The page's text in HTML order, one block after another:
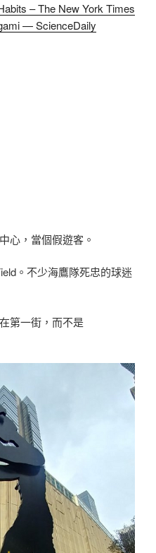
– The New York Times
— ScienceDaily
心，當個假遊客。
。不少海鷹隊死忠的球迷
第一街，而不是